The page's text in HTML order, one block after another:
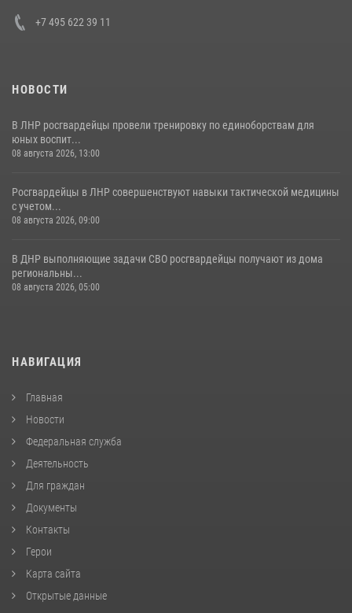
+7 495 622 39 11
НОВОСТИ
В ЛНР росгвардейцы провели тренировку по единоборствам для
юных воспит...
08 августа 2026, 13:00
Росгвардейцы в ЛНР совершенствуют навыки тактической медицины
с учетом...
08 августа 2026, 09:00
В ДНР выполняющие задачи СВО росгвардейцы получают из дома
региональны...
08 августа 2026, 05:00
НАВИГАЦИЯ
Главная
Новости
Федеральная служба
Деятельность
Для граждан
Документы
Контакты
Герои
Карта сайта
Открытые данные